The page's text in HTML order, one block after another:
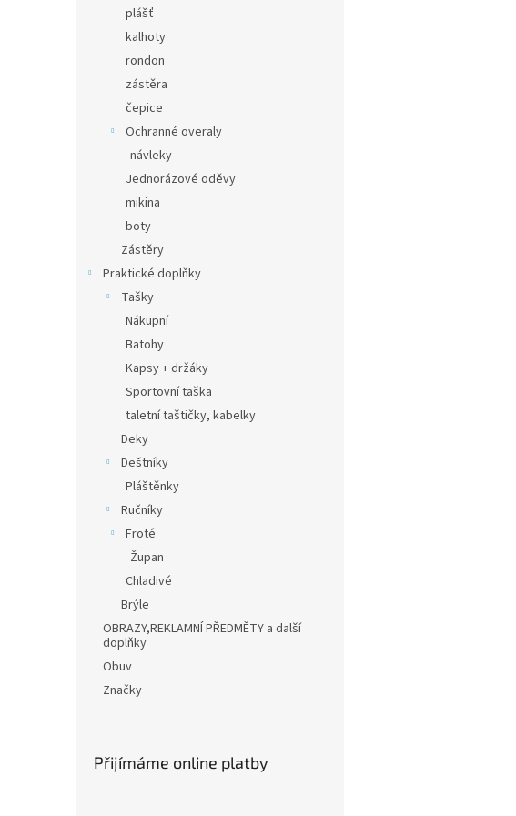
plášť
kalhoty
rondon
zástěra
čepice
Ochranné overaly
návleky
Jednorázové oděvy
mikina
boty
Zástěry
Praktické doplňky
Tašky
Nákupní
Batohy
Kapsy + držáky
Sportovní taška
taletní taštičky, kabelky
Deky
Deštníky
Pláštěnky
Ručníky
Froté
Župan
Chladivé
Brýle
OBRAZY,REKLAMNÍ PŘEDMĚTY a další
doplňky
Obuv
Značky
Přijímáme online platby